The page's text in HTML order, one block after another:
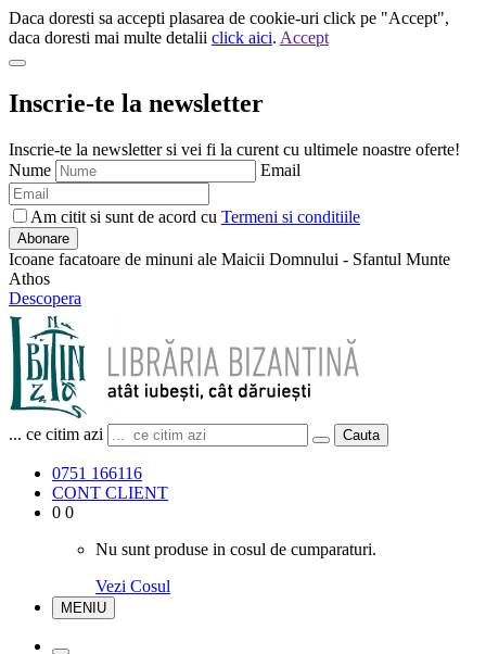
Daca doresti sa accepti plasarea de cookie-uri click pe "Accept",
daca doresti mai multe detalii click aici. Accept
Inscrie-te la newsletter
Inscrie-te la newsletter si vei fi la curent cu ultimele noastre oferte!
Nume
Email
Am citit si sunt de acord cu Termeni si conditiile
Abonare
Icoane facatoare de minuni ale Maicii Domnului - Sfantul Munte
Athos
Descopera
... ce citim azi Cauta
0751 166116
CONT CLIENT
0 0
Nu sunt produse in cosul de cumparaturi.
Vezi Cosul
MENIU